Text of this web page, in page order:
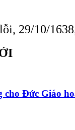
29/10/
cho Đức Giáo